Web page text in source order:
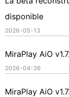
disponible
2026-05-13
MiraPlay AiO
2026-04-26
MiraPlay AiO